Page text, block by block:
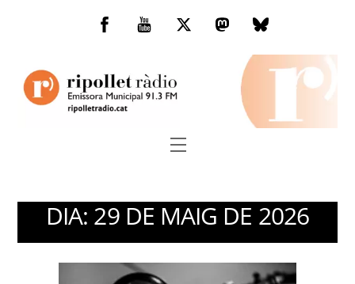
Facebook
You
TwitterMastodonBluesky
Menu
DIA: 29 DE MAIG DE 2026